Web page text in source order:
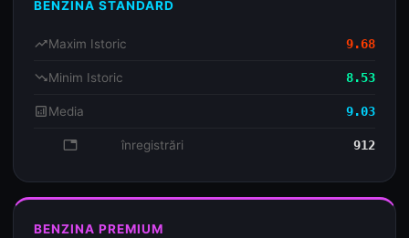
BENZINA STANDARD
trending_upMaxim Istoric 9.68
trending_downMinim Istoric 8.53
analyticsMedia 9.03
database înregistrări 912
BENZINA PREMIUM